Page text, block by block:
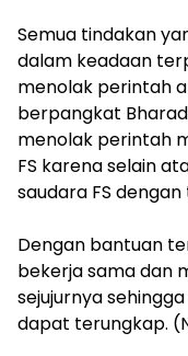
Semua tindakan
dalam keadaan
menolak perintah
berpangkat
menolak perintah
FS karena selain
saudara FS
Dengan bantuan
bekerja sama dan
sejujurnya
dapat terungkap.